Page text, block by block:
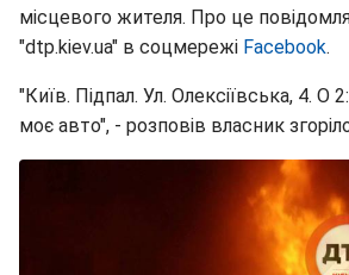
місцевого жителя. Про це
"dtp.kiev.ua" в соцмережі Facebook.
"Київ. Підпал. Ул. Олексіївська, 4. О
моє авто", - розповів власник